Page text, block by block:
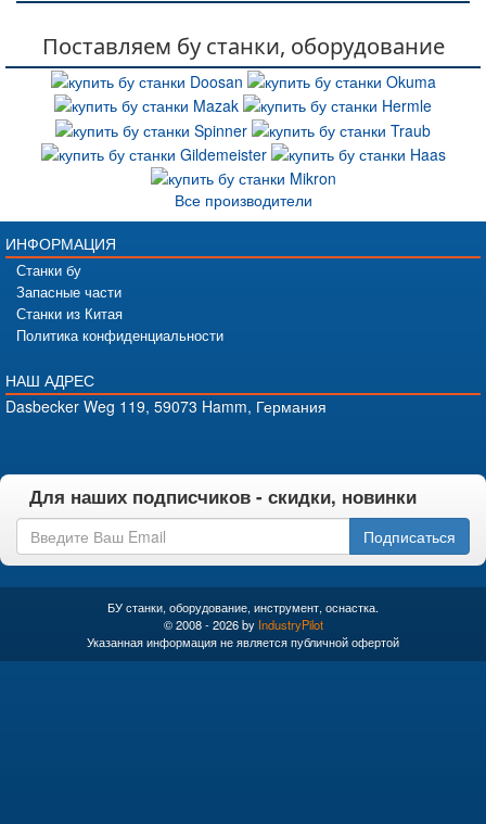
Поставляем бу станки, оборудование
Все производители
ИНФОРМАЦИЯ
Станки бу
Запасные части
Станки из Китая
Политика конфиденциальности
НАШ АДРЕС
Dasbecker Weg 119, 59073 Hamm, Германия
Для наших подписчиков - скидки, новинки
Подписаться
БУ станки, оборудование, инструмент, оснастка.
© 2008 - 2026 by IndustryPilot
Указанная информация не является публичной офертой